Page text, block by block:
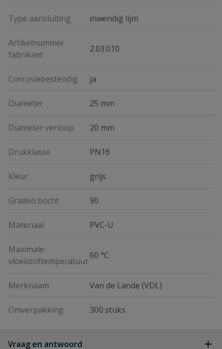
Type aansluiting inwendig lijm
Artikelnummer
fabrikant
2.03.010
Corrosiebestendig ja
Diameter 25 mm
Diameter verloop 20 mm
Drukklasse PN16
Kleur grijs
Graden bocht 90
Materiaal PVC-U
Maximale
vloeistoftemperatuur
60 °C
Merknaam Van de Lande (VDL)
Omverpakking 300 stuks
Vraag en antwoord